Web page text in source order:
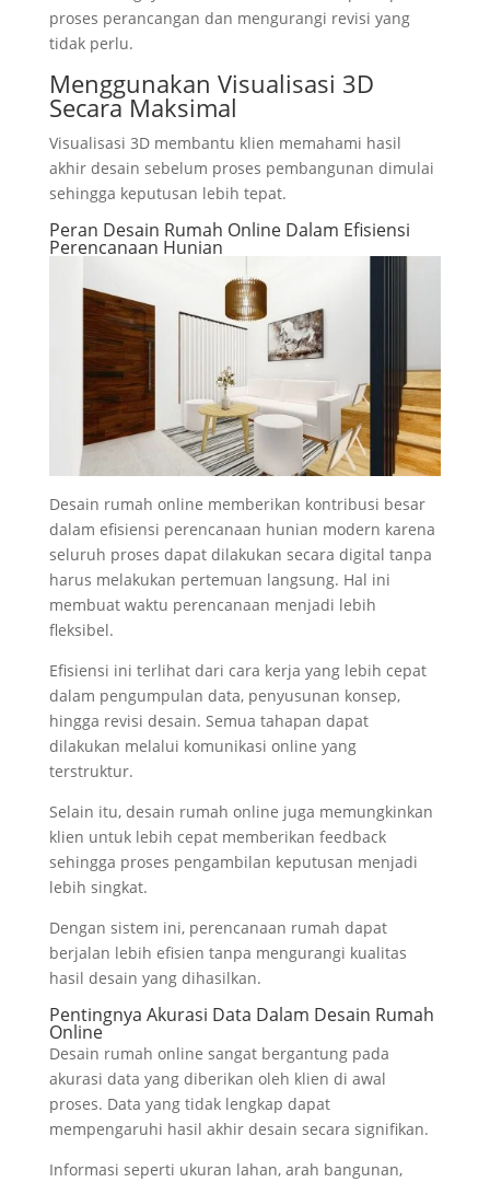
proses perancangan dan mengurangi revisi yang
tidak perlu.
Menggunakan Visualisasi 3D
Secara Maksimal
Visualisasi 3D membantu klien memahami hasil
akhir desain sebelum proses pembangunan dimulai
sehingga keputusan lebih tepat.
Peran Desain Rumah Online Dalam Efisiensi
Perencanaan Hunian
Desain rumah online memberikan kontribusi besar
dalam efisiensi perencanaan hunian modern karena
seluruh proses dapat dilakukan secara digital tanpa
harus melakukan pertemuan langsung. Hal ini
membuat waktu perencanaan menjadi lebih
fleksibel.
Efisiensi ini terlihat dari cara kerja yang lebih cepat
dalam pengumpulan data, penyusunan konsep,
hingga revisi desain. Semua tahapan dapat
dilakukan melalui komunikasi online yang
terstruktur.
Selain itu, desain rumah online juga memungkinkan
klien untuk lebih cepat memberikan feedback
sehingga proses pengambilan keputusan menjadi
lebih singkat.
Dengan sistem ini, perencanaan rumah dapat
berjalan lebih efisien tanpa mengurangi kualitas
hasil desain yang dihasilkan.
Pentingnya Akurasi Data Dalam Desain Rumah
Online
Desain rumah online sangat bergantung pada
akurasi data yang diberikan oleh klien di awal
proses. Data yang tidak lengkap dapat
mempengaruhi hasil akhir desain secara signifikan.
Informasi seperti ukuran lahan, arah bangunan,